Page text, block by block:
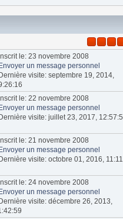
le: 23 novembre 2008
un message personnel
visite: septembre 19, 2014,
le: 22 novembre 2008
un message personnel
visite: juillet 23, 2017,
le: 21 novembre 2008
un message personnel
visite: octobre 01, 2016,
le: 24 novembre 2008
un message personnel
visite: décembre 26, 2013,